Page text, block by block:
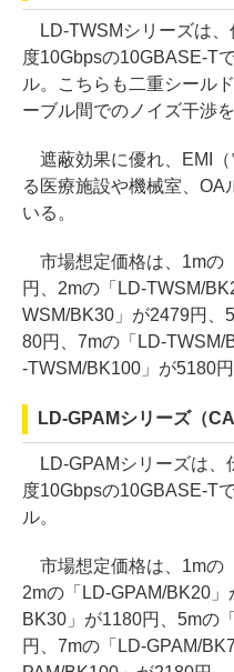
LD-TWSMシリーズは、
度10Gbpsの10GBASE-T
ル。こちらも二重シール
ーブル間でのノイズ干渉を
遮蔽効果に優れ、EMI（
る医療施設や機械室、OA
いる。
市場想定価格は、1mの
円、2mの「LD-TWSM/
WSM/BK30」が2479円、
80円、7mの「LD-TWSM/
-TWSM/BK100」が5180円
LD-GPAMシリーズ（
LD-GPAMシリーズは、
度10Gbpsの10GBASE-T
ル。
市場想定価格は、1mの
2mの「LD-GPAM/BK20
BK30」が1180円、5mの
円、7mの「LD-GPAM/